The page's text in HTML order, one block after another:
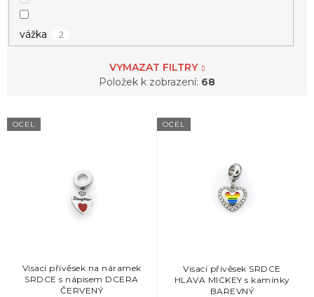
písmena
vážka 2
VYMAZAT FILTRY
Položek k zobrazení: 68
V
ýOCEL
Visací přívěsek na náramek
SRDCE s nápisem DCERA
ČERVENÝ
OCEL
Visací přívěsek SRDCE
HLAVA MICKEY s kamínky
BAREVNÝ